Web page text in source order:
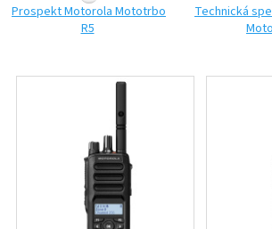
Prospekt Motorola Mototrbo
R5
Technická